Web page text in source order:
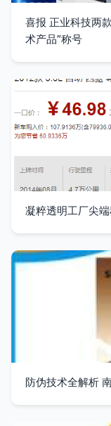
喜报 正业科技两
术产品”称号
凝粹透明工厂尖
防伪技术全解析